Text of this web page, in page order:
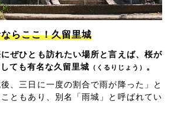
らここ！久留里城
ぜひとも訪れたい場所と言えば、桜が
ても有名な久留里城 （くるりじょう） 。
、三日に一度の割合で雨が降った」と
ともあり、別名「雨城」と呼ばれてい